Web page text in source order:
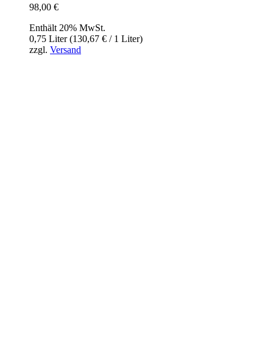
98,00 €
Enthält 20% MwSt.
0,75 Liter (130,67 € / 1 Liter)
zzgl. Versand